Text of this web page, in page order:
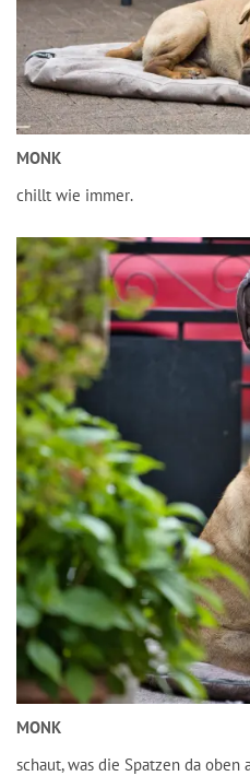
MONK
chillt wie immer.
MONK
schaut, was die Spatzen da oben